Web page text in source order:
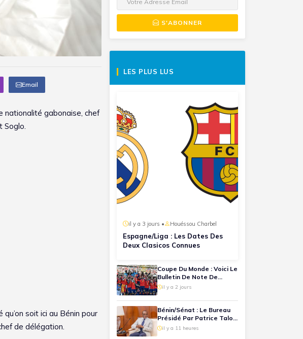
Email
nationalité gabonaise, chef
Soglo.
soit ici au Bénin pour
de délégation.
S'ABONNER
LES PLUS LUS
il y a 3 jours • Houéssou Charbel
Espagne/Liga : Les Dates Des
Deux Clasicos Connues
Coupe Du Monde : Voici Le
Bulletin De Note De
Chaque Joueur Espagnol
Espagne-Argentine
il y a 2 jours
Bénin/Sénat : Le Bureau
Présidé Par Patrice Talon
Désormais Connu
il y a 11 heures